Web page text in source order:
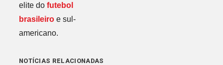
elite do futebol
brasileiroe sul-
americano.
NOTÍCIAS RELACIONADAS